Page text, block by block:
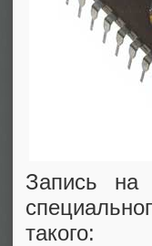
Запись на
такого: